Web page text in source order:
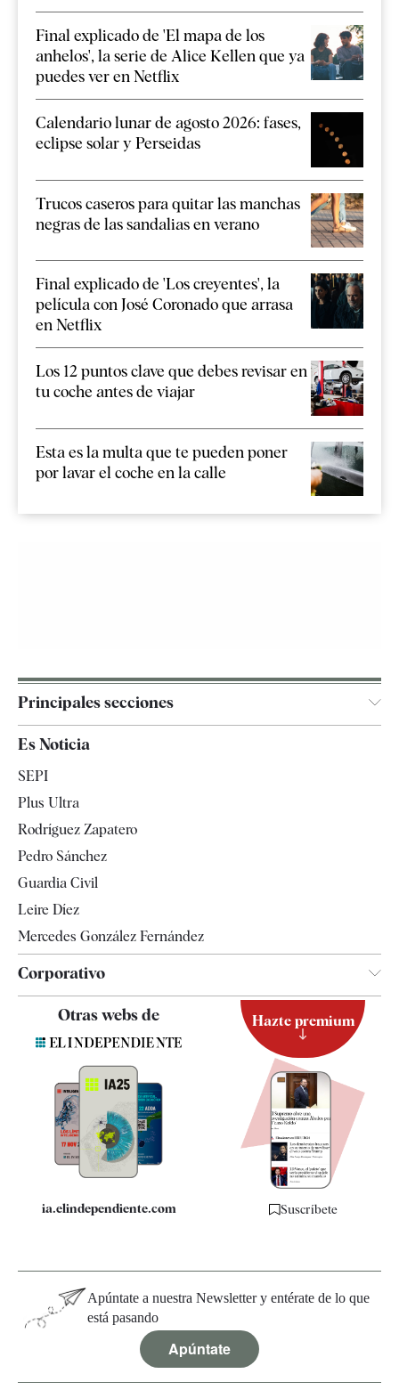
Final explicado de 'El mapa de los
anhelos', la serie de Alice Kellen que ya
puedes ver en Netflix
Calendario lunar de agosto 2026: fases,
eclipse solar y Perseidas
Trucos caseros para quitar las manchas
negras de las sandalias en verano
Final explicado de 'Los creyentes', la
película con José Coronado que arrasa
en Netflix
Los 12 puntos clave que debes revisar en
tu coche antes de viajar
Esta es la multa que te pueden poner
por lavar el coche en la calle
Principales secciones
España
Televisión
Es Noticia
SEPI
Plus Ultra
Rodríguez Zapatero
Pedro Sánchez
Guardia Civil
Leire Díez
Mercedes González Fernández
Corporativo
Contacto
Quiénes somos
Especificaciones
Otras webs de
ia.elindependiente.com
Hazte premium
Suscríbete
Apúntate a nuestra Newsletter y entérate de lo que
está pasando
Apúntate